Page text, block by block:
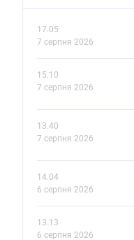
17.05
7 серпня 2026
15.10
7 серпня 2026
13.40
7 серпня 2026
14.04
6 серпня 2026
13.13
6 серпня 2026